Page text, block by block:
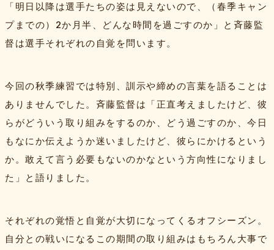
「明日以降は選手たちの姿は見えないので、（春季キャン
プまでの）2か月半、どんな時間を過ごすのか」と斉藤監
督は選手それぞれの自覚を問います。
今回の秋季練習では特別、訓示や締めの言葉を語ることは
ありませんでした。斉藤監督は「正直考えましたけど、彼
らがどういう取り組みをするのか、どう過ごすのか、今日
もなにか伝えようか迷いましたけど、彼らにかけるという
か。敢えて言う必要もないのかなという方向性になりまし
た」と語りました。
それぞれの覚悟と自覚が大切になってくるオフシーズン。
自分との戦いになるこの期間の取り組みはもちろん大事で